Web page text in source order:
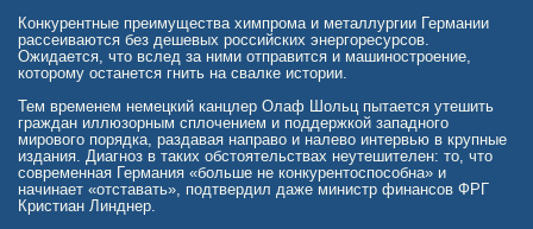
Конкурентные преимущества химпрома и металлургии Германии
рассеиваются без дешевых российских энергоресурсов.
Ожидается, что вслед за ними отправится и машиностроение,
которому останется гнить на свалке истории.
Тем временем немецкий канцлер Олаф Шольц пытается утешить
граждан иллюзорным сплочением и поддержкой западного
мирового порядка, раздавая направо и налево интервью в крупные
издания. Диагноз в таких обстоятельствах неутешителен: то, что
современная Германия «больше не конкурентоспособна» и
начинает «отставать», подтвердил даже министр финансов ФРГ
Кристиан Линднер.